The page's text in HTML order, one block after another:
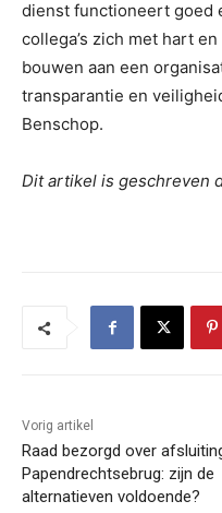
dienst functioneert goed
collega’s zich met hart
bouwen aan een
transparantie en
Benschop.
Dit artikel is geschreven
Vorig artikel
Raad bezorgd over
Papendrechtsebrug: zijn de
alternatieven voldoende?